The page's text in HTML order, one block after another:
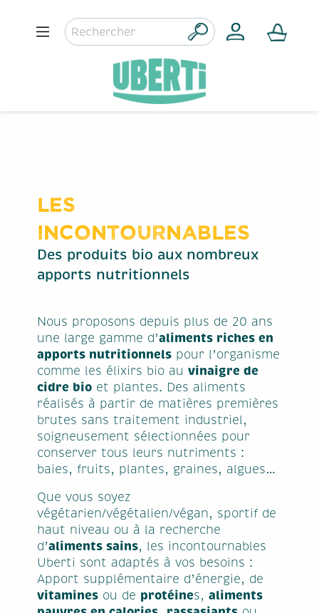
Les
incontournables
Des produits bio aux nombreux
apports nutritionnels
Nous proposons depuis plus de 20 ans
une large gamme d’aliments riches en
apports nutritionnels pour l’organisme
comme les élixirs bio auvinaigre de
cidre bio et plantes. Des aliments
réalisés à partir de matières premières
brutes sans traitement industriel,
soigneusement sélectionnées pour
conserver tous leurs nutriments :
baies, fruits, plantes, graines, algues…
Que vous soyez
végétarien/végétalien/végan, sportif de
haut niveau ou à la recherche
d’aliments sains, les incontournables
Uberti sont adaptés à vos besoins :
Apport supplémentaire d’énergie, de
vitamines ou de protéines,aliments